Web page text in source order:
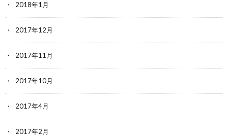
2018年1月
2017年12月
2017年11月
2017年10月
2017年4月
2017年2月